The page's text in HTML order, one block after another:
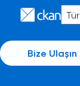
Bize Ulaşın